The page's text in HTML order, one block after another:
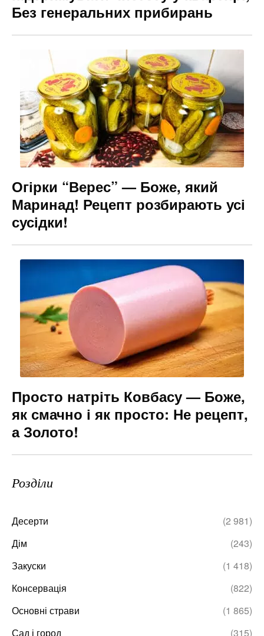
Без генеральних прибирань
Огірки “Верес” — Боже, який
Маринад! Рецепт розбирають усі
сусідки!
Просто натріть Ковбасу — Боже,
як смачно і як просто: Не рецепт,
а Золото!
Розділи
Десерти
(2 981)
Дім
(243)
Закуски
(1 418)
Консервація
(822)
Основні страви
(1 865)
Сад і город
(315)